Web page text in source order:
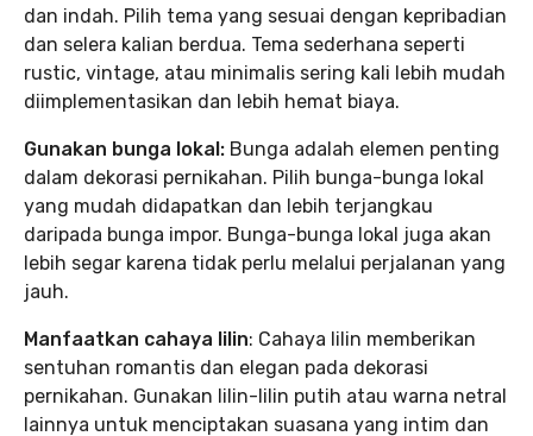
dan indah. Pilih tema yang sesuai dengan kepribadian
dan selera kalian berdua. Tema sederhana seperti
rustic, vintage, atau minimalis sering kali lebih mudah
diimplementasikan dan lebih hemat biaya.
Gunakan bunga lokal: Bunga adalah elemen penting
dalam dekorasi pernikahan. Pilih bunga-bunga lokal
yang mudah didapatkan dan lebih terjangkau
daripada bunga impor. Bunga-bunga lokal juga akan
lebih segar karena tidak perlu melalui perjalanan yang
jauh.
Manfaatkan cahaya lilin: Cahaya lilin memberikan
sentuhan romantis dan elegan pada dekorasi
pernikahan. Gunakan lilin-lilin putih atau warna netral
lainnya untuk menciptakan suasana yang intim dan